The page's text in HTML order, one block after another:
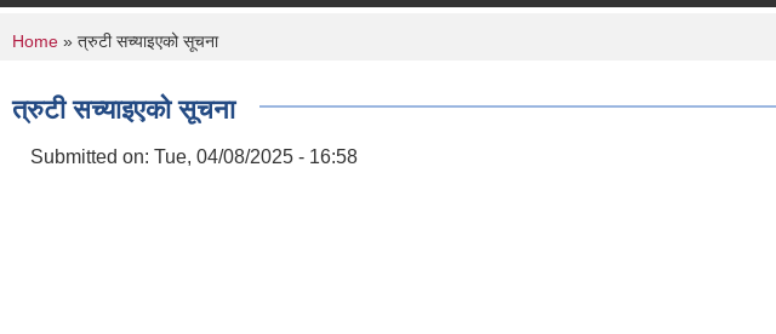
You are here
Home » त्रुटी सच्याइएको सूचना
त्रुटी सच्याइएको सूचना
Submitted on: Tue, 04/08/2025 - 16:58